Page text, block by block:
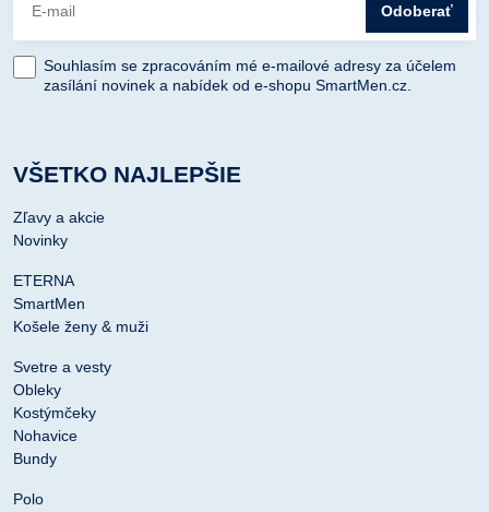
Odoberať
Souhlasím se zpracováním mé e-mailové adresy za účelem
zasílání novinek a nabídek od e-shopu SmartMen.cz.
VŠETKO NAJLEPŠIE
Zľavy a akcie
Novinky
ETERNA
SmartMen
Košele ženy & muži
Svetre a vesty
Obleky
Kostýmčeky
Nohavice
Bundy
Polo